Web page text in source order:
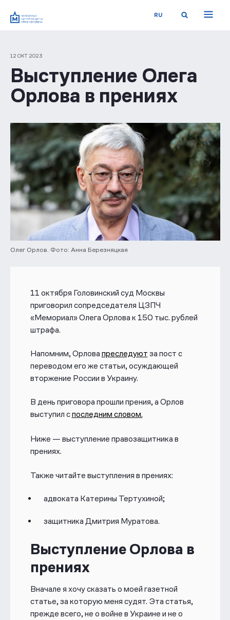
RU
12 ОКТ 2023
Выступление Олега
Орлова в прениях
Олег Орлов. Фото: Анна Березняцкая
11 октября Головинский суд Москвы
приговорил сопредседателя ЦЗПЧ
«Мемориал»Олега Орлова к 150 тыс. рублей
штрафа.
Напомним, Орлова преследуют за пост с
переводом его же статьи, осуждающей
вторжение России в Украину.
В день приговора прошли прения, а Орлов
выступил споследним словом.
Ниже — выступление правозащитника в
прениях.
Также читайте выступления в прениях:
адвоката Катерины Тертухиной;
защитника Дмитрия Муратова.
Выступление Орлова в
прениях
Вначале я хочу сказать о моей газетной
статье, за которую меня судят. Эта статья,
прежде всего, не о войне в Украине и не о